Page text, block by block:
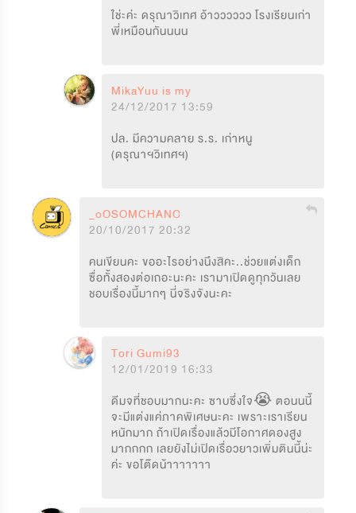
ใช่ะค่ะ ดรุณาวิเทศ อ้าวววววว โรงเรียนเก่า
พี่เหมือนกันนนน
MikaYuu is my life
24/12/2017 13:59
ปล. มีความคลาย ร.ร. เก่าหนู
(ดรุณาฯวิเทศฯ)
_oOSOMCHANOo_
20/10/2017 20:32
คนเขียนคะ ขออะไรอย่างนึงสิคะ..ช่วยแต่งเด็ก
ซื่อทั้งสองต่อเถอะนะคะ เรามาเปิดดูทุกวันเลย
ชอบเรื่องนี้มากๆ นี่จริงจังนะคะ
Tori Gumi93
12/01/2019 16:33
ดีมจที่ชอบมากนะคะ ซาบซึ่งใจ😭 ตอนนนี้
จะมีแต่งแค่ภาคพิเศษนะคะ เพราะเราเรียน
หนักมาก ถ้าเปิดเรื่องแล้วมีโอกาศดองสูง
มากกกก เลยยังไม่เปิดเรื่อวยาวเพิ่มตินนี้น่ะ
ค่ะ ขอโต๊ดน้าาาาาาา